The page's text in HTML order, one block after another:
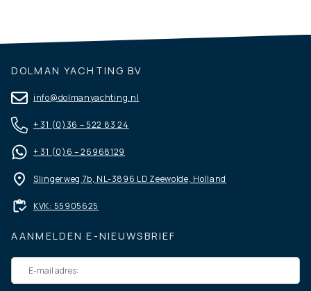
DOLMAN YACHTING BV
info@dolmanyachting.nl
+ 31 (0)36 – 522 83 24
+ 31 (0)6 – 26968129
Slingerweg 7b, NL-3896 LD Zeewolde, Holland
KVK: 55905625
AANMELDEN E-NIEUWSBRIEF